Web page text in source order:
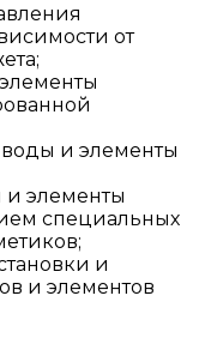
от
и элементы
и элементы
специальных
и
и элементов